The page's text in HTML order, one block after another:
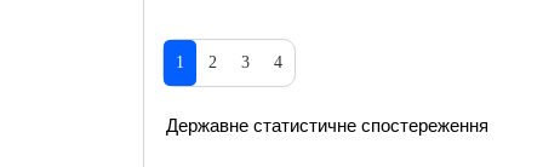
1 2 3 4
Державне статистичне спостереження